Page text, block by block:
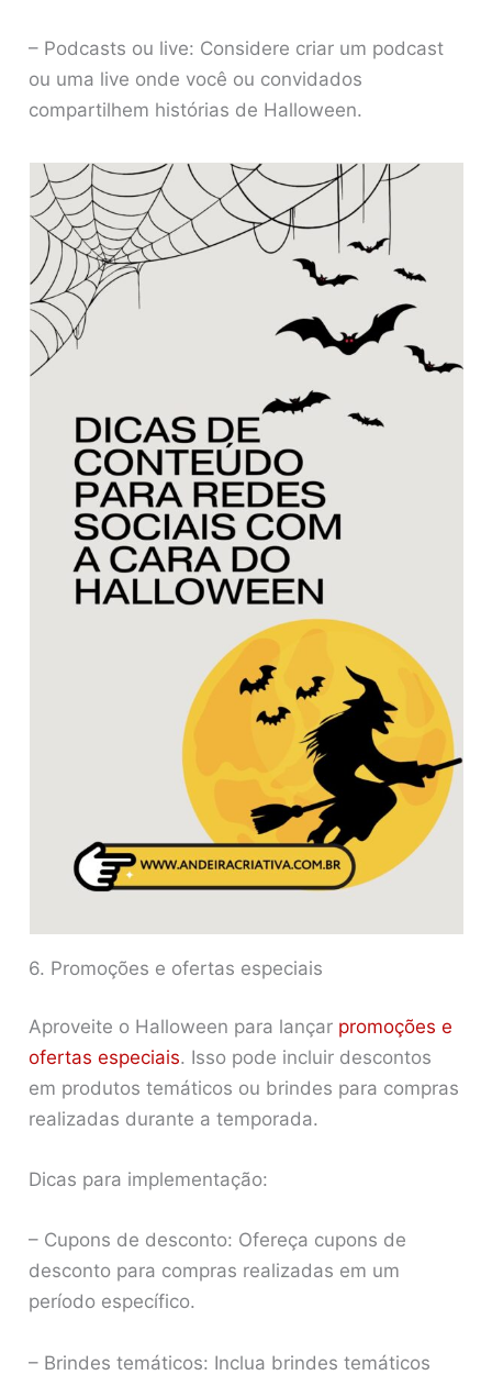
– Podcasts ou live: Considere criar um podcast
ou uma live onde você ou convidados
compartilhem histórias de Halloween.
6. Promoções e ofertas especiais
Aproveite o Halloween para lançar promoções e
ofertas especiais. Isso pode incluir descontos
em produtos temáticos ou brindes para compras
realizadas durante a temporada.
Dicas para implementação:
– Cupons de desconto: Ofereça cupons de
desconto para compras realizadas em um
período específico.
– Brindes temáticos: Inclua brindes temáticos